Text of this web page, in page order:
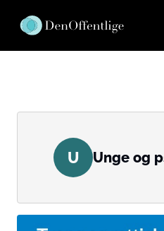
U Unge og